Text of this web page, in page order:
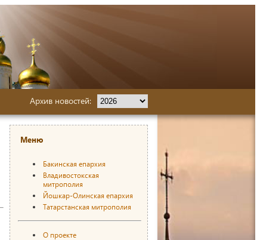
Архив новостей:
Меню
Бакинская епархия
Владивостокская
митрополия
Йошкар-Олинская епархия
Татарстанская митрополия
О проекте